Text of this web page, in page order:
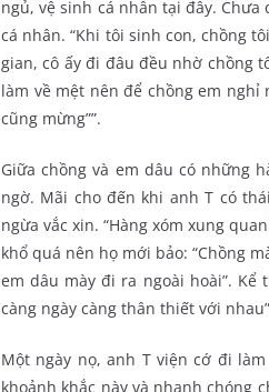
ngủ, vệ sinh cá nhân tại đây. Chưa
cá nhân. “Khi tôi sinh con, chồng
gian, cô ấy đi đâu đều nhờ chồng
làm về mệt nên để chồng em
cũng mừng””.
Giữa chồng và em dâu có những
ngờ. Mãi cho đến khi anh T có
ngừa vắc xin. “Hàng xóm xung
khổ quá nên họ mới bảo: “Chồng
em dâu mày đi ra ngoài hoài”.
càng ngày càng thân thiết với
Một ngày nọ, anh T viện cớ đi
khoảnh khắc này và nhanh chóng